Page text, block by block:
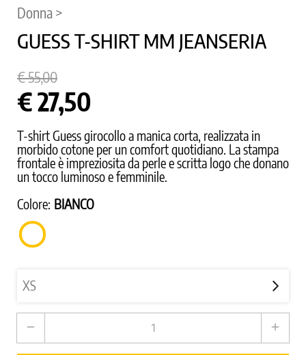
Donna >
GUESS T-SHIRT MM JEANSERIA
€ 55,00
€ 27,50
T-shirt Guess girocollo a manica corta, realizzata in
morbido cotone per un comfort quotidiano. La stampa
frontale è impreziosita da perle e scritta logo che donano
un tocco luminoso e femminile.
Colore: BIANCO
BIANCO
remove add